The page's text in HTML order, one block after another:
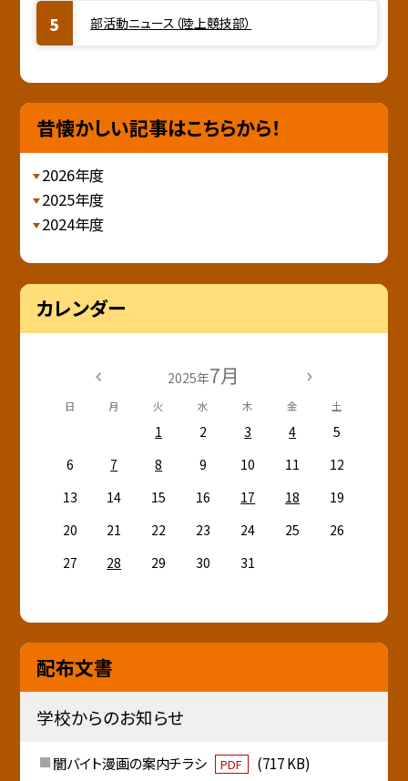
部活動ニュース（陸上競技部）
昔懐かしい記事はこちらから！
2026年度
2025年度
2024年度
カレンダー
2025年7月
日 月 火 水 木 金 土
1 2 3 4
5
6
7 8 9 10 11
12
13
14 15 16 17 18
19
20
21 22 23 24 25
26
27
28 29 30 31
配布文書
学校からのお知らせ
闇バイト漫画の案内チラシ PDF
(717 KB)